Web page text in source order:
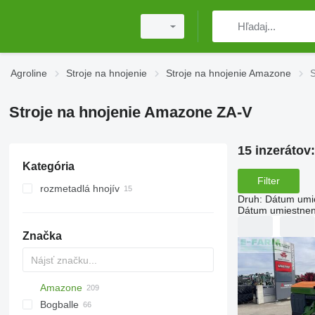
Agroline Stroje na hnojenie Stroje na hnojenie Amazone
Stroje na hnojenie Amazone ZA-V
Kategória
rozmetadlá hnojív
Značka
Exacta
XPL
Amazone
Catros
HTS
TSW
ELYTE
Bogballe
15 inzerátov:
Filter
Druh: Dátum
Dátum